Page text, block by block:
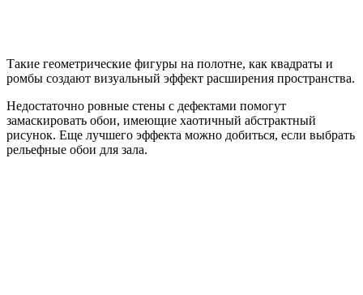
Такие геометрические фигуры на полотне, как квадраты и
ромбы создают визуальный эффект расширения пространства.
Недостаточно ровные стены с дефектами помогут
замаскировать обои, имеющие хаотичный абстрактный
рисунок. Еще лучшего эффекта можно добиться, если выбрать
рельефные обои для зала.